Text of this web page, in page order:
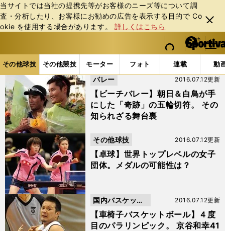
当サイトでは当社の提携先等がお客様のニーズ等について調
査・分析したり、お客様にお勧めの広告を表⽰する⽬的で Co
okie を使⽤する場合があります。 詳しくはこちら
閉じ
る
web Sportiva (webスポルティーバ)
検索
マイペ
ー
ジ
メニュ
その他球技 その他競技 モーター フォト 連載 動
ス
ポ
ル
テ
ィ
ー
バ
その他球技の記事一覧 (134ページ目)
【ビーチバレー】朝日＆白鳥が手
にした「奇跡」の五輪切符。 その
知られざる舞台裏
2016.07.12更新
バレー
【卓球】世界トップレベルの女子
団体。メダルの可能性は？
2016.07.12更新
その他球技
【車椅子バスケットボール】４度
目のパラリンピック。 京谷和幸41
2016.07.12更新
国内バスケット
ボール